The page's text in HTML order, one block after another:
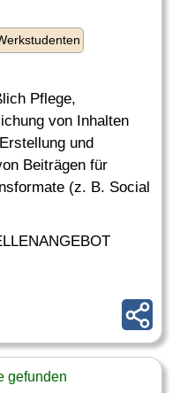
Pflege,
von Inhalten
und
Beiträgen für
(z. B. Social
gefunden